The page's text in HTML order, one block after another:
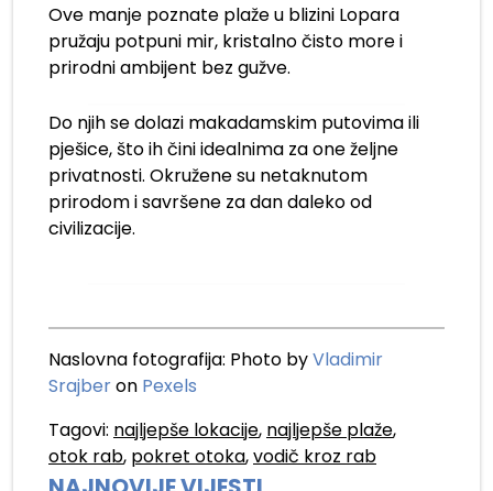
Ove manje poznate plaže u blizini Lopara
pružaju potpuni mir, kristalno čisto more i
prirodni ambijent bez gužve.
Do njih se dolazi makadamskim putovima ili
pješice, što ih čini idealnima za one željne
privatnosti. Okružene su netaknutom
prirodom i savršene za dan daleko od
civilizacije.
Naslovna fotografija: Photo byVladimir
Srajberon Pexels
Tagovi: najljepše lokacije, najljepše plaže,
otok rab, pokret otoka,vodič kroz rab